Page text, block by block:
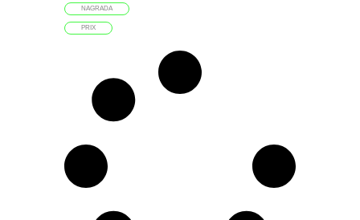
NAGRADA
PRIX